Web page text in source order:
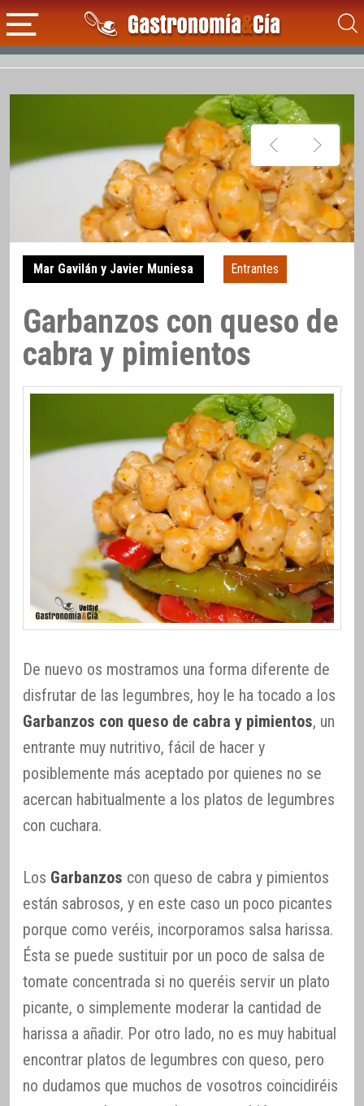
Mar Gavilán y Javier Muniesa Entrantes
Garbanzos con queso de
cabra y pimientos
De nuevo os mostramos una forma diferente de
disfrutar de las legumbres, hoy le ha tocado a los
Garbanzos con queso de cabra y pimientos, un
entrante muy nutritivo, fácil de hacer y
posiblemente más aceptado por quienes no se
acercan habitualmente a los platos de legumbres
con cuchara.
Los Garbanzos con queso de cabra y pimientos
están sabrosos, y en este caso un poco picantes
porque como veréis, incorporamos salsa harissa.
Ésta se puede sustituir por un poco de salsa de
tomate concentrada si no queréis servir un plato
picante, o simplemente moderar la cantidad de
harissa a añadir. Por otro lado, no es muy habitual
encontrar platos de legumbres con queso, pero
no dudamos que muchos de vosotros coincidiréis